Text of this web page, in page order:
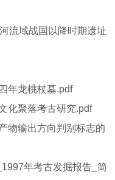
域战国以降时期遗址
龙桃杖墓.pdf
聚落考古研究.pdf
输出方向判别标志的
年考古发掘报告_简